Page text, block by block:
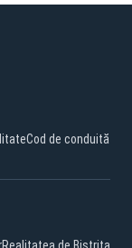
Cod de conduită